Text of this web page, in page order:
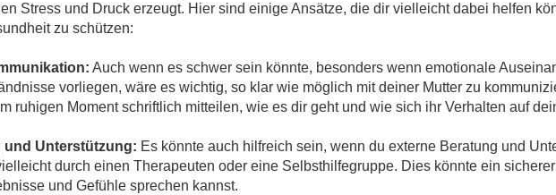
Stress und Druck erzeugt. Hier sind einige Ansätze, die dir vielleicht dabei helfen
zu schützen:
Auch wenn es schwer sein könnte, besonders wenn emotionale
vorliegen, wäre es wichtig, so klar wie möglich mit deiner Mutter zu
ruhigen Moment schriftlich mitteilen, wie es dir geht und wie sich ihr Verhalten auf
und Unterstützung: Es könnte auch hilfreich sein, wenn du externe Beratung und
durch einen Therapeuten oder eine Selbsthilfegruppe. Dies könnte ein
und Gefühle sprechen kannst.